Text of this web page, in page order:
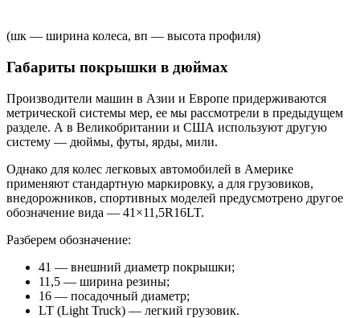
(шк — ширина колеса, вп — высота профиля)
Габариты покрышки в дюймах
Производители машин в Азии и Европе придерживаются
метрической системы мер, ее мы рассмотрели в предыдущем
разделе. А в Великобритании и США используют другую
систему — дюймы, футы, ярды, мили.
Однако для колес легковых автомобилей в Америке
применяют стандартную маркировку, а для грузовиков,
внедорожников, спортивных моделей предусмотрено другое
обозначение вида — 41×11,5R16LT.
Разберем обозначение:
41 — внешний диаметр покрышки;
11,5 — ширина резины;
16 — посадочный диаметр;
LT (Light Truck) — легкий грузовик.